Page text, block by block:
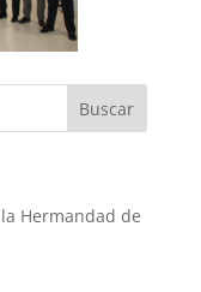
Hermandad de